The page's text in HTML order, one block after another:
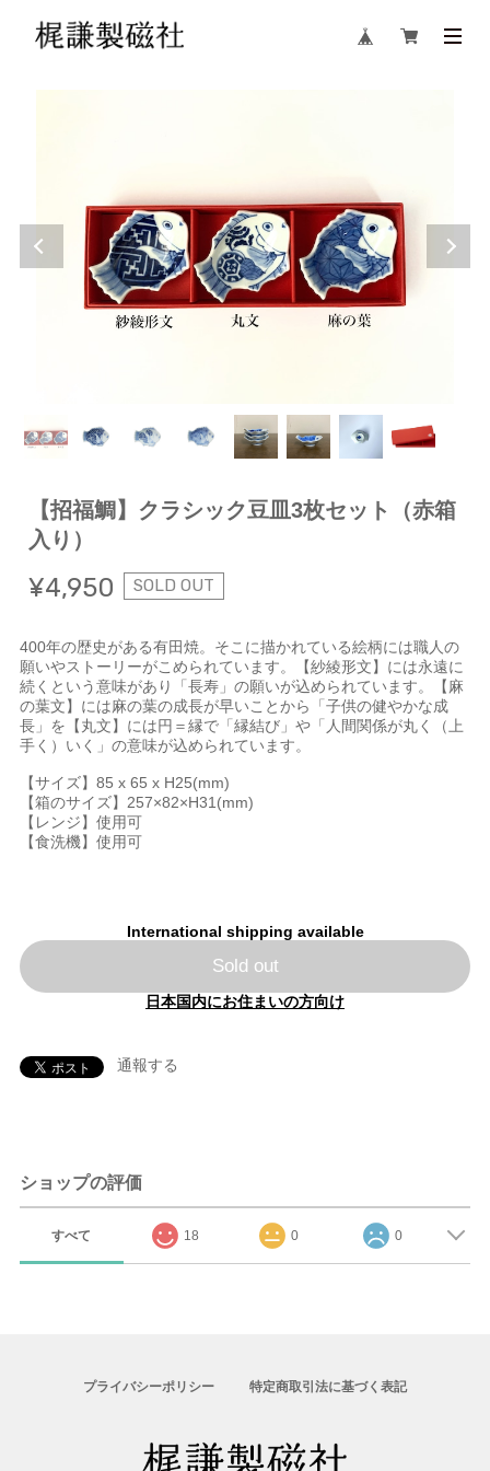
【招福鯛】クラシック豆皿3枚セット（赤箱
入り）
¥4,950 SOLD OUT
400年の歴史がある有田焼。そこに描かれている絵柄には職人の
願いやストーリーがこめられています。【紗綾形文】には永遠に
続くという意味があり「長寿」の願いが込められています。【麻
の葉文】には麻の葉の成長が早いことから「子供の健やかな成
長」を【丸文】には円＝縁で「縁結び」や「人間関係が丸く（上
手く）いく」の意味が込められています。
【サイズ】85 x 65 x H25(mm)
【箱のサイズ】257×82×H31(mm)
【レンジ】使用可
【食洗機】使用可
International shipping available
Sold out
日本国内にお住まいの方向け
通報する
ショップの評価
すべて 18 0 0
プライバシーポリシー 特定商取引法に基づく表記